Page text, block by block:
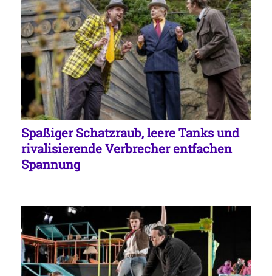
Spaßiger Schatzraub, leere Tanks und
rivalisierende Verbrecher entfachen
Spannung